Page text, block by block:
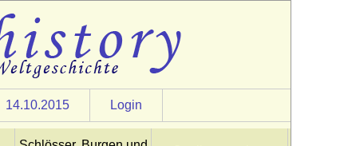
14.10.2015 Login